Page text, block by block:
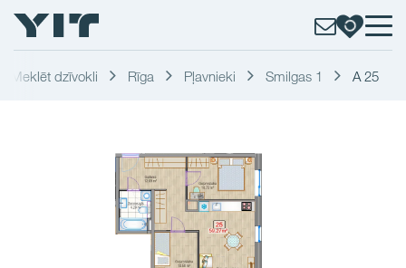
Meklēt dzīvokli Rīga Pļavnieki Smilgas 1 A 25